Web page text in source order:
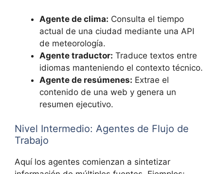
Agente de clima: Consulta el tiempo
actual de una ciudad mediante una API
de meteorología.
Agente traductor: Traduce textos entre
idiomas manteniendo el contexto técnico.
Agente de resúmenes: Extrae el
contenido de una web y genera un
resumen ejecutivo.
Nivel Intermedio: Agentes de Flujo de
Trabajo
Aquí los agentes comienzan a sintetizar